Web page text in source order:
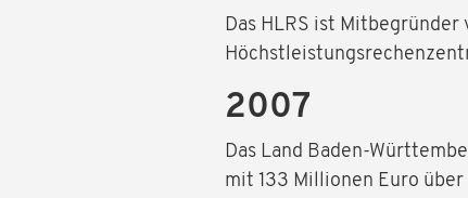
Das HLRS ist
2007
Das Land Baden-
mit 133 Millionen Euro